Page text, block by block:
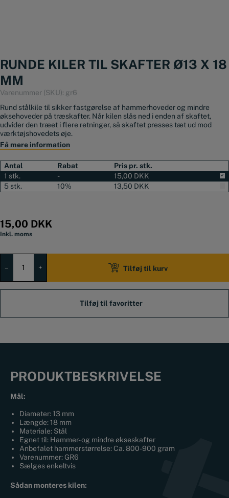
RUNDE KILER TIL SKAFTER Ø13 X 18
MM
Varenummer (SKU): gr6
Rund stålkile til sikker fastgørelse af hammerhoveder og mindre
øksehoveder på træskafter. Når kilen slås ned i enden af skaftet,
udvider den træet i flere retninger, så skaftet presses tæt ud mod
værktøjshovedets øje.
Den runde udformning fordeler trykket jævnt omkring kilen og giver
en solid og stabil montering. Kilen kan bruges ved montering af et nyt
skaft eller til efterspænding af et hoved, der er begyndt at sidde løst.
Denne størrelse er velegnet til mindre hammere med en hovedvægt
på cirka 800-900 gram. Kontrollér altid skaftets og øjets størrelse, før
Få mere information
Antal Rabat
Pris pr. stk.
1 stk.
- 15,00 DKK
5 stk.
10% 13,50 DKK
15,00 DKK
Inkl. moms
–
Runde
skafter
Ø13
mm
+ Tilføj til kurv
PRODUKTBESKRIVELSE
Mål:
Diameter: 13 mm
Længde: 18 mm
Materiale: Stål
Egnet til: Hammer- og mindre økseskafter
Anbefalet hammerstørrelse: Ca. 800-900 gram
Varenummer: GR6
Sælges enkeltvis
Sådan monteres kilen: